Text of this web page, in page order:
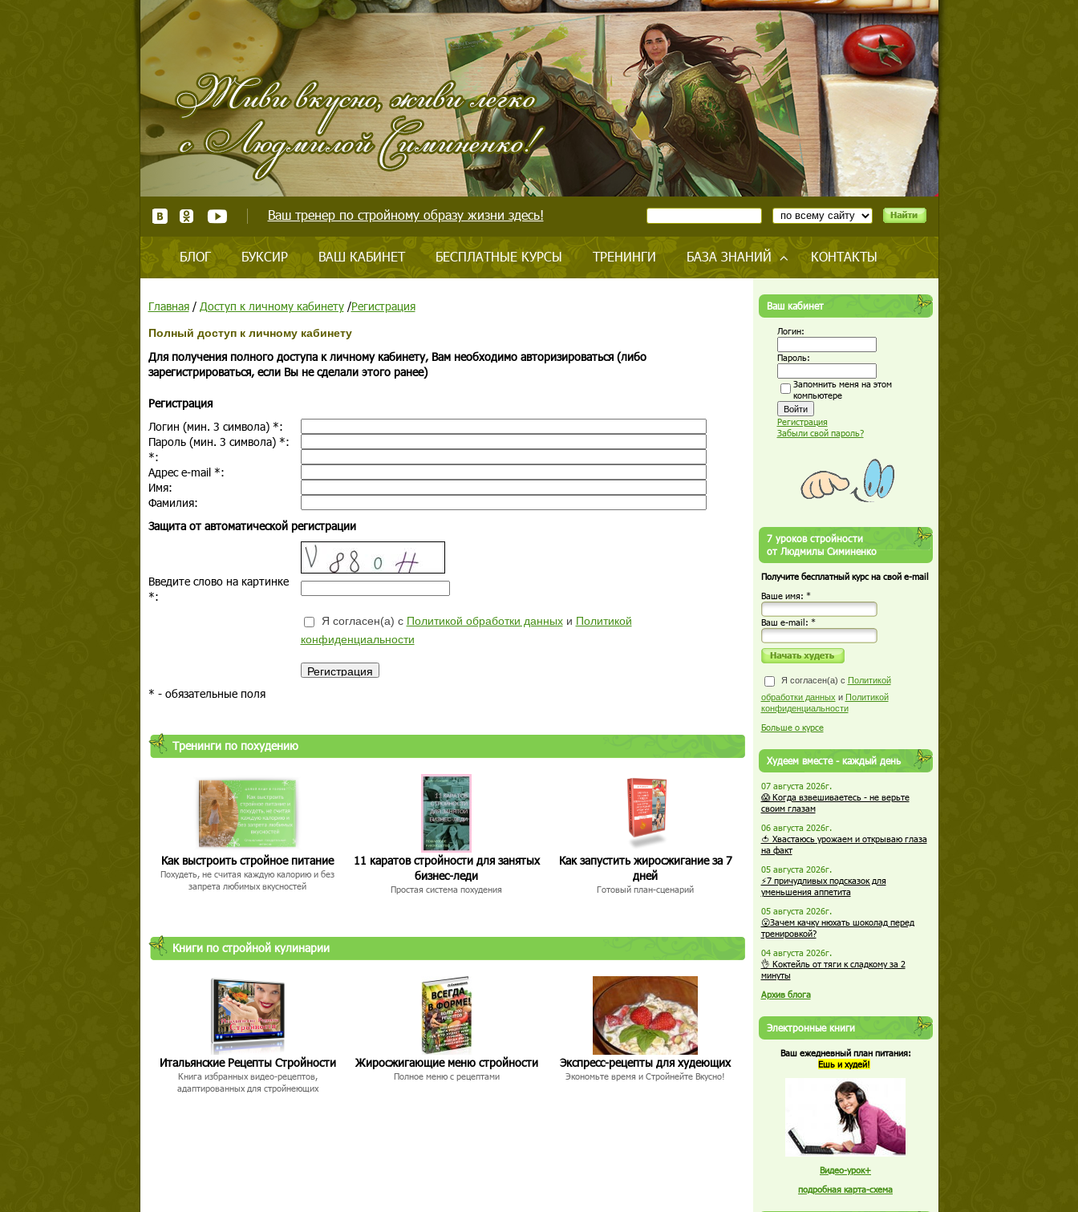
Ваш тренер по стройному образу жизни здесь!
БЛОГ БУКСИР ВАШ КАБИНЕТ БЕСПЛАТНЫЕ КУРСЫ ТРЕНИНГИ БАЗА ЗНАНИЙ КОНТАКТЫ
Главная/ Доступ к личному кабинету/Регистрация
Полный доступ к личному кабинету
Для получения полного доступа к личному кабинету, Вам необходимо авторизироваться (либо
зарегистрироваться, если Вы не сделали этого ранее)
Регистрация
Логин (мин. 3 символа) *:
Пароль (мин. 3 символа) *:
*:
Адрес e-mail *:
Имя:
Фамилия:
Защита от автоматической регистрации
Введите слово на картинке
*:
Я согласен(а) с Политикой обработки данныхи Политикой
конфиденциальности
* - обязательные поля
Тренинги по похудению
Как выстроить стройное питание
Похудеть, не считая каждую калорию и без
запрета любимых вкусностей
11 каратов стройности для занятых
бизнес-леди
Простая система похудения
Как запустить жиросжигание за 7
дней
Готовый план-сценарий
Книги по стройной кулинарии
Итальянские Рецепты Стройности
Книга избранных видео-рецептов,
адаптированных для стройнеющих
Жиросжигающие меню стройности
Полное меню с рецептами
Экспресс-рецепты для худеющих
Экономьте время и Стройнейте Вкусно!
Ваш кабинет
Логин:
Пароль:
Запомнить меня на этом
компьютере
Регистрация
Забыли свой пароль?
7 уроков стройности
от Людмилы Симиненко
Получите бесплатный курс на свой e-mail
Ваше имя: *
Ваш е-mail: *
Я согласен(а) с Политикой
обработки данных и Политикой
конфиденциальности
Больше о курсе
Худеем вместе - каждый день
07 августа 2026г.
😱 Когда взвешиваетесь - не верьте
своим глазам
06 августа 2026г.
🍅 Хвастаюсь урожаем и открываю глаза
на факт
05 августа 2026г.
⚡7 причудливых подсказок для
уменьшения аппетита
05 августа 2026г.
😮Зачем качку нюхать шоколад перед
тренировкой?
04 августа 2026г.
👌 Коктейль от тяги к сладкому за 2
минуты
Архив блога
Электронные книги
Ваш ежедневный план питания:
Ешь и худей!
Видео-урок+
подробная карта-схема